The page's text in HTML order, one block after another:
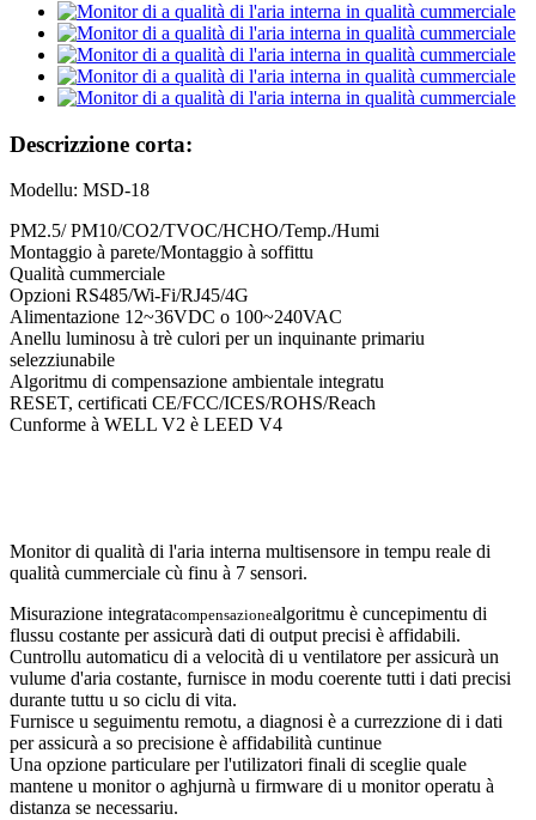
Descrizzione corta:
Modellu: MSD-18
PM2.5/ PM10/CO2/TVOC/HCHO/Temp./Humi
Montaggio à parete/Montaggio à soffittu
Qualità cummerciale
Opzioni RS485/Wi-Fi/RJ45/4G
Alimentazione 12~36VDC o 100~240VAC
Anellu luminosu à trè culori per un inquinante primariu
selezziunabile
Algoritmu di compensazione ambientale integratu
RESET, certificati CE/FCC/ICES/ROHS/Reach
Cunforme à WELL V2 è LEED V4
Monitor di qualità di l'aria interna multisensore in tempu reale di
qualità cummerciale cù finu à 7 sensori.
Misurazione integratacompensazionealgoritmu è cuncepimentu di
flussu costante per assicurà dati di output precisi è affidabili.
Cuntrollu automaticu di a velocità di u ventilatore per assicurà un
vulume d'aria costante, furnisce in modu coerente tutti i dati precisi
durante tuttu u so ciclu di vita.
Furnisce u seguimentu remotu, a diagnosi è a currezzione di i dati
per assicurà a so precisione è affidabilità cuntinue
Una opzione particulare per l'utilizatori finali di sceglie quale
mantene u monitor o aghjurnà u firmware di u monitor operatu à
distanza se necessariu.